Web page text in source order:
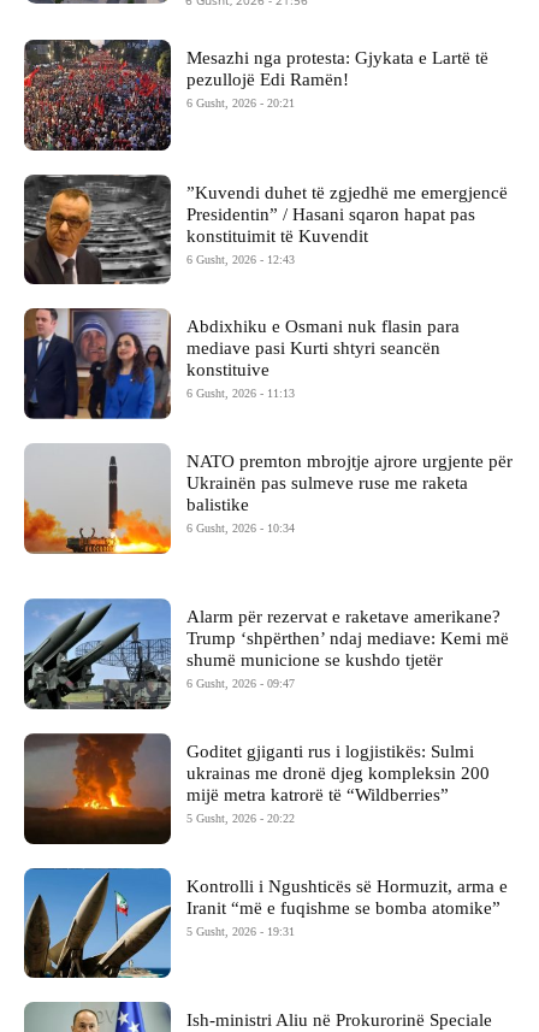
Mesazhi nga protesta: Gjykata e Lartë të
pezullojë Edi Ramën!
6 Gusht, 2026 - 20:21
​”Kuvendi duhet të zgjedhë me emergjencë
Presidentin” / Hasani sqaron hapat pas
konstituimit të Kuvendit
6 Gusht, 2026 - 12:43
Abdixhiku e Osmani nuk flasin para
mediave pasi Kurti shtyri seancën
konstituive
6 Gusht, 2026 - 11:13
NATO premton mbrojtje ajrore urgjente për
Ukrainën pas sulmeve ruse me raketa
balistike
6 Gusht, 2026 - 10:34
Alarm për rezervat e raketave amerikane?
Trump ‘shpërthen’ ndaj mediave: Kemi më
shumë municione se kushdo tjetër
6 Gusht, 2026 - 09:47
Goditet gjiganti rus i logjistikës: Sulmi
ukrainas me dronë djeg kompleksin 200
mijë metra katrorë të “Wildberries”
5 Gusht, 2026 - 20:22
Kontrolli i Ngushticës së Hormuzit, arma e
Iranit “më e fuqishme se bomba atomike”
5 Gusht, 2026 - 19:31
Ish-ministri ​Aliu në Prokurorinë Speciale